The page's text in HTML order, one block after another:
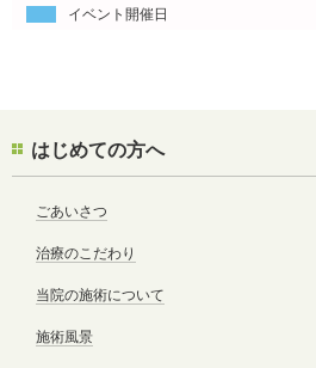
イベント開催日
はじめての方へ
ごあいさつ
治療のこだわり
当院の施術について
施術風景